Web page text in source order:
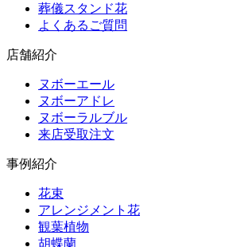
葬儀スタンド花
よくあるご質問
店舗紹介
ヌボーエール
ヌボーアドレ
ヌボーラルブル
来店受取注文
事例紹介
花束
アレンジメント花
観葉植物
胡蝶蘭